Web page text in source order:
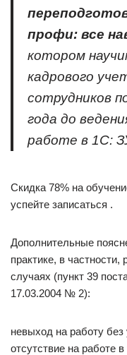
профи: все
котором
кадрового
сотрудников
года до
работе в 1С:
Скидка 78% на
успейте записаться .
Дополнительные
практике, в частности,
случаях (пункт 39
17.03.2004 № 2):
невыход на работу
отсутствие на работе